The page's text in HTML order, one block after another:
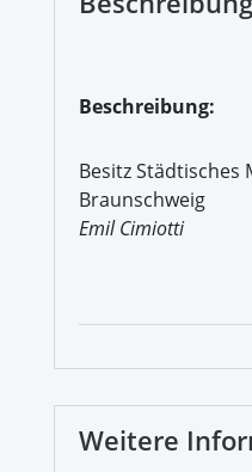
Beschreibung:
Besitz Städtisches
Braunschweig
Emil Cimiotti
Weitere